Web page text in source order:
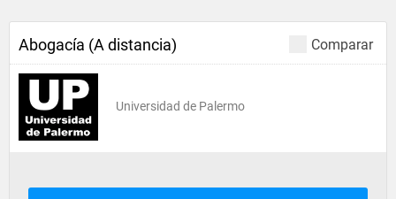
Comparar
Abogacía (A distancia)
Universidad de Palermo